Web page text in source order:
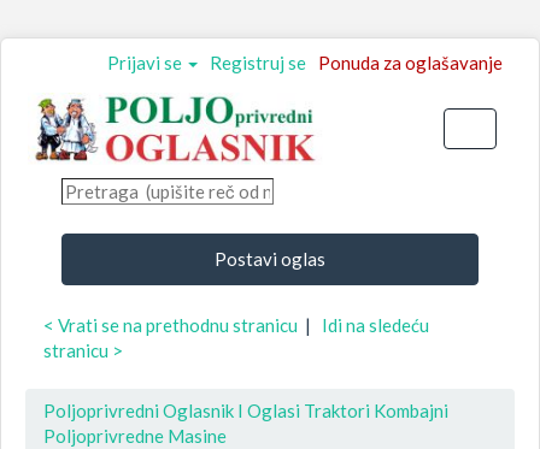
Ponuda za oglašavanje
Registruj se
Prijavi se
Postavi oglas
< Vrati se na prethodnu stranicu | Idi na sledeću
stranicu >
Poljoprivredni Oglasnik I Oglasi Traktori Kombajni
Poljoprivredne Masine